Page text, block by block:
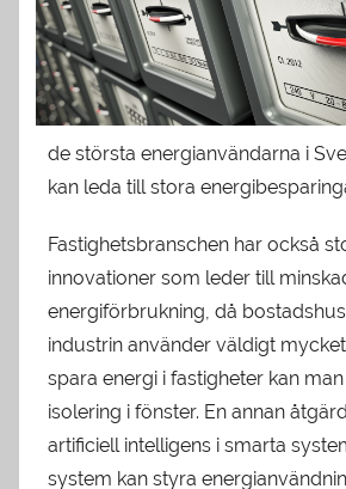
de största energianvändarna i
kan leda till stora
Fastighetsbranschen har också
innovationer som leder till
energiförbrukning, då
industrin använder väldigt
spara energi i fastigheter kan
isolering i fönster. En annan
artificiell intelligens i smarta
system kan styra